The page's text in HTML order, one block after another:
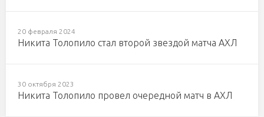
20 февраля 2024
Никита Толопило стал второй звездой матча АХЛ
30 октября 2023
Никита Толопило провел очередной матч в АХЛ